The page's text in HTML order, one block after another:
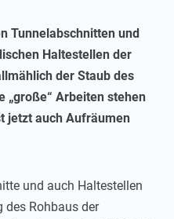
Tunnelabschnitten und
Haltestellen der
der Staub des
„große“ Arbeiten stehen
jetzt auch Aufräumen
und auch Haltestellen
des Rohbaus der